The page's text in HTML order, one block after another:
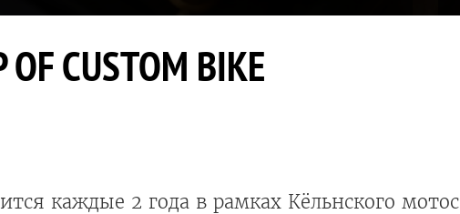
CUSTOM BIKE
каждые 2 года в рамках Кёльнского